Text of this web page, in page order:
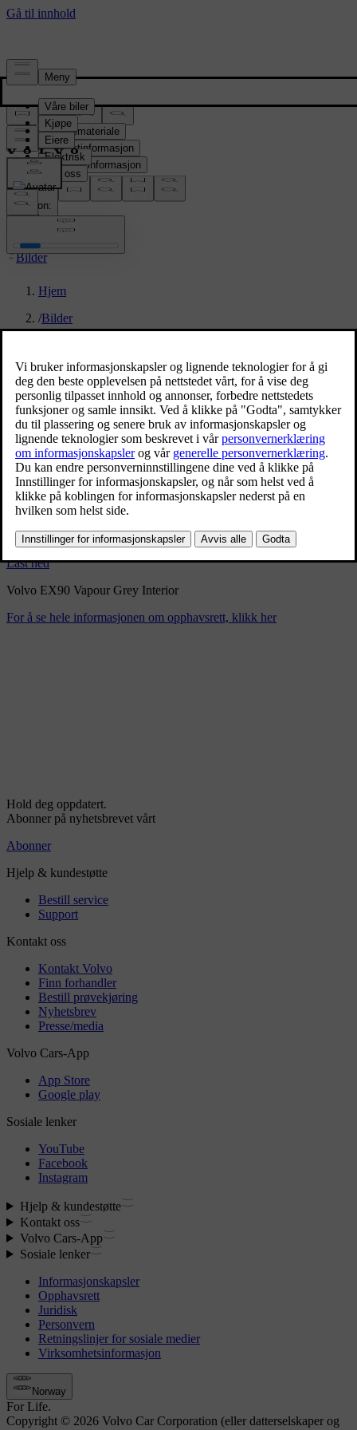
Presserom
Pressemateriale
Produktinformasjon
Selskapsinformasjon
Mediekontakter
location:
NO
Bilder
Hjem
/Bilder
Volvo EX90 Vapour Grey
Interior
9/3/2024
Bokmerke
Del
Last ned
Volvo EX90 Vapour Grey Interior
For å se hele informasjonen om opphavsrett, klikk her